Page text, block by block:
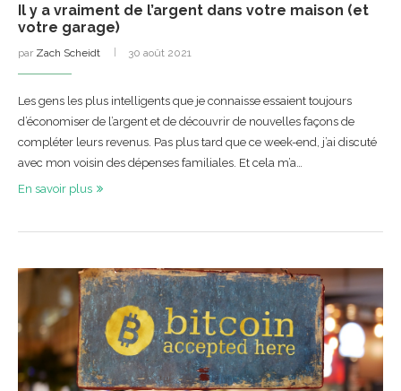
Il y a vraiment de l’argent dans votre maison (et
votre garage)
par Zach Scheidt 30 août 2021
Les gens les plus intelligents que je connaisse essaient toujours
d’économiser de l’argent et de découvrir de nouvelles façons de
compléter leurs revenus. Pas plus tard que ce week-end, j’ai discuté
avec mon voisin des dépenses familiales. Et cela m’a…
En savoir plus